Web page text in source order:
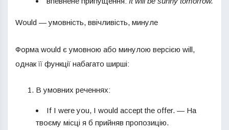
Would — умовність, ввічливість, минуле
Форма would є умовною або минулою версією will,
однак її функції набагато ширші:
В умовних реченнях:
If I were you, I would accept the offer. — На
твоєму місці я б прийняв пропозицію.